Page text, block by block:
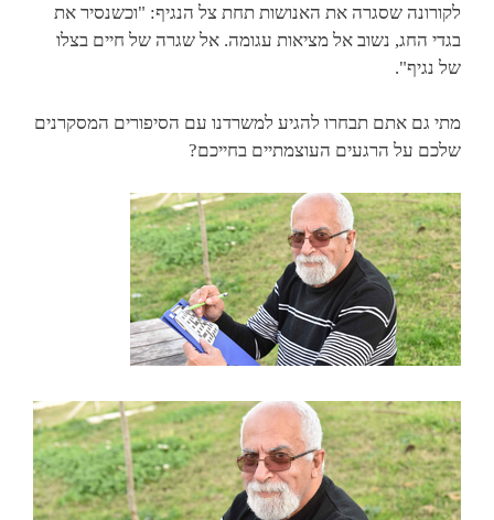
לקורונה שסגרה את האנושות תחת צל הנגיף: "וכשנסיר את
בגדי החג, נשוב אל מציאות עגומה. אל שגרה של חיים בצלו
של נגיף".
מתי גם אתם תבחרו להגיע למשרדנו עם הסיפורים המסקרנים
שלכם על הרגעים העוצמתיים בחייכם?